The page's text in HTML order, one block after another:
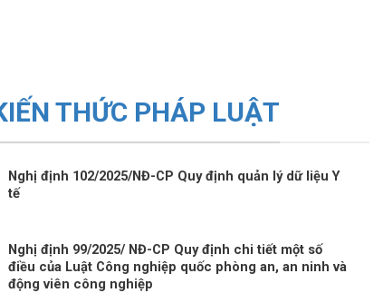
THỨC PHÁP LUẬT
Nghị định 102/2025/NĐ-CP Quy định quản lý dữ liệu Y
tế
Nghị định 99/2025/ NĐ-CP Quy định chi tiết một số
điều của Luật Công nghiệp quốc phòng an, an ninh và
động viên công nghiệp